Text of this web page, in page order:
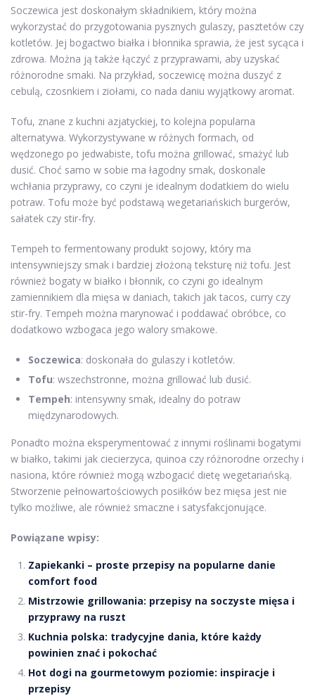
Soczewica jest doskonałym składnikiem, który można
wykorzystać do przygotowania pysznych gulaszy, pasztetów czy
kotletów. Jej bogactwo białka i błonnika sprawia, że jest sycąca i
zdrowa. Można ją także łączyć z przyprawami, aby uzyskać
różnorodne smaki. Na przykład, soczewicę można duszyć z
cebulą, czosnkiem i ziołami, co nada daniu wyjątkowy aromat.
Tofu, znane z kuchni azjatyckiej, to kolejna popularna
alternatywa. Wykorzystywane w różnych formach, od
wędzonego po jedwabiste, tofu można grillować, smażyć lub
dusić. Choć samo w sobie ma łagodny smak, doskonale
wchłania przyprawy, co czyni je idealnym dodatkiem do wielu
potraw. Tofu może być podstawą wegetariańskich burgerów,
sałatek czy stir-fry.
Tempeh to fermentowany produkt sojowy, który ma
intensywniejszy smak i bardziej złożoną teksturę niż tofu. Jest
również bogaty w białko i błonnik, co czyni go idealnym
zamiennikiem dla mięsa w daniach, takich jak tacos, curry czy
stir-fry. Tempeh można marynować i poddawać obróbce, co
dodatkowo wzbogaca jego walory smakowe.
Soczewica: doskonała do gulaszy i kotletów.
Tofu: wszechstronne, można grillować lub dusić.
Tempeh: intensywny smak, idealny do potraw
międzynarodowych.
Ponadto można eksperymentować z innymi roślinami bogatymi
w białko, takimi jak ciecierzyca, quinoa czy różnorodne orzechy i
nasiona, które również mogą wzbogacić dietę wegetariańską.
Stworzenie pełnowartościowych posiłków bez mięsa jest nie
tylko możliwe, ale również smaczne i satysfakcjonujące.
Powiązane wpisy:
Zapiekanki – proste przepisy na popularne danie
comfort food
Mistrzowie grillowania: przepisy na soczyste mięsa i
przyprawy na ruszt
Kuchnia polska: tradycyjne dania, które każdy
powinien znać i pokochać
Hot dogi na gourmetowym poziomie: inspiracje i
przepisy